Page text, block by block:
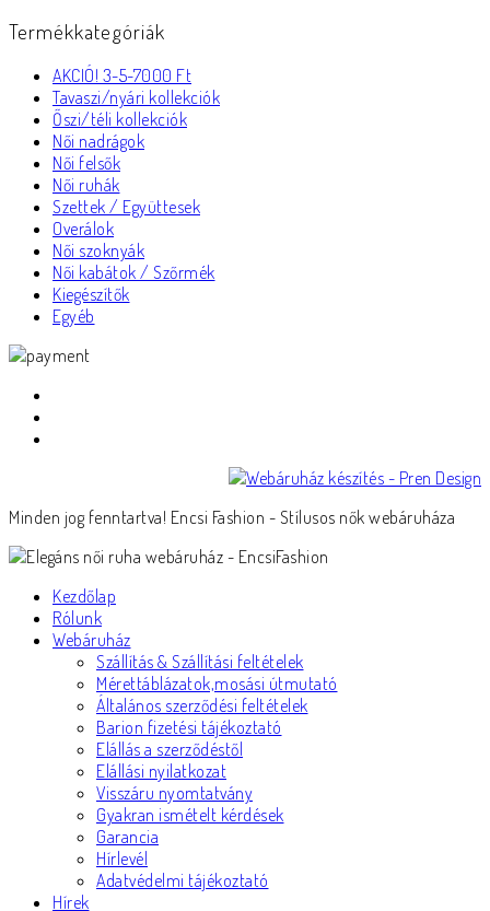
Termékkategóriák
AKCIÓ! 3-5-7000 Ft
Tavaszi/nyári kollekciók
Őszi/téli kollekciók
Női nadrágok
Női felsők
Női ruhák
Szettek / Együttesek
Overálok
Női szoknyák
Női kabátok / Szőrmék
Kiegészítők
Egyéb
Minden jog fenntartva! Encsi Fashion - Stílusos nők webáruháza
Kezdőlap
Rólunk
Webáruház
Szállítás & Szállítási feltételek
Mérettáblázatok,mosási útmutató
Általános szerződési feltételek
Barion fizetési tájékoztató
Elállás a szerződéstől
Elállási nyilatkozat
Visszáru nyomtatvány
Gyakran ismételt kérdések
Garancia
Hírlevél
Adatvédelmi tájékoztató
Hírek